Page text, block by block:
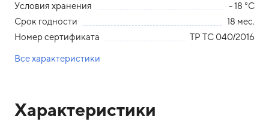
Условия хранения
- 18 °С
Срок годности
18 мес.
Номер сертификата
ТР ТС 040/2016
Все характеристики
Характеристики